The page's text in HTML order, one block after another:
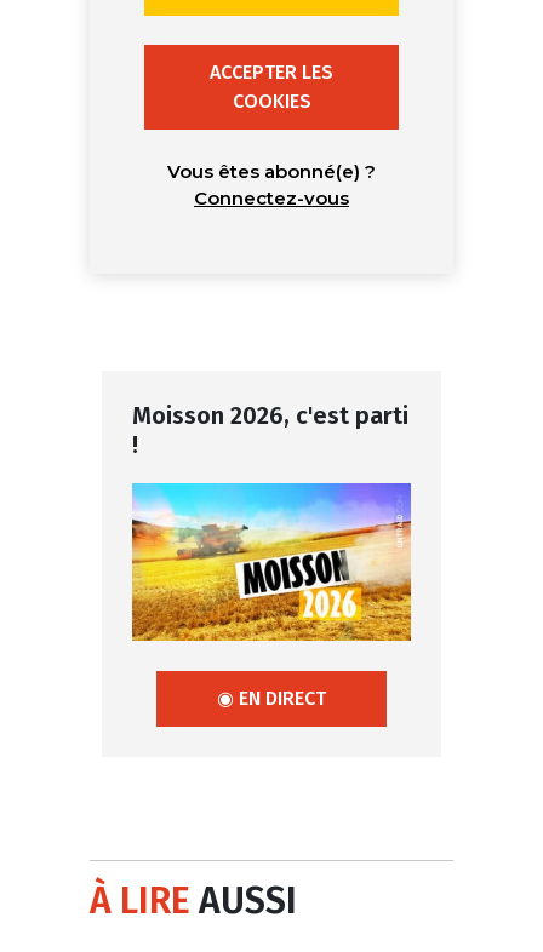
ACCEPTER LES
COOKIES
Vous êtes abonné(e) ?
Connectez-vous
Moisson 2026, c'est parti
!
◉ EN DIRECT
À LIREAUSSI